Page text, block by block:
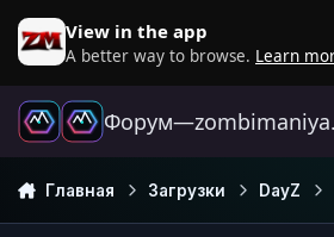
Перейти к содержанию
View in the app
A better way to browse. Learn
Главная Загрузки DayZ